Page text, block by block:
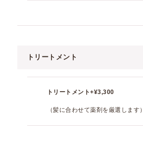
トリートメント
トリートメント+¥3,300
（髪に合わせて薬剤を厳選します）